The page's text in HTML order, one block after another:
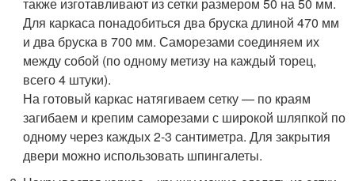
Для каркаса понадобиться два бруска длиной 470 мм
и два бруска в 700 мм. Саморезами соединяем их
между собой (по одному метизу на каждый торец,
всего 4 штуки).
На готовый каркас натягиваем сетку — по краям
загибаем и крепим саморезами с широкой шляпкой по
одному через каждых 2-3 сантиметра. Для закрытия
двери можно использовать шпингалеты.